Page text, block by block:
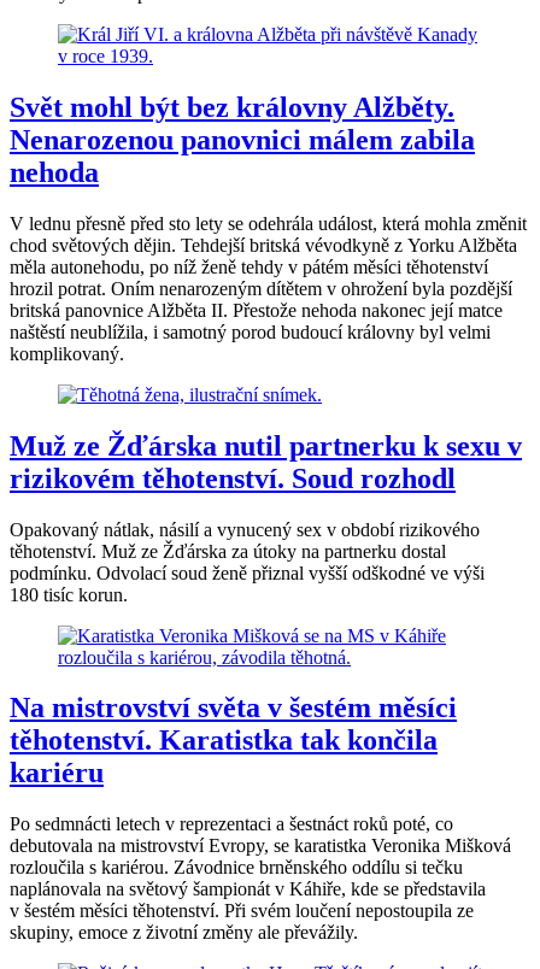
Svět mohl být bez královny Alžběty.
Nenarozenou panovnici málem zabila
nehoda
V lednu přesně před sto lety se odehrála událost, která mohla změnit
chod světových dějin. Tehdejší britská vévodkyně z Yorku Alžběta
měla autonehodu, po níž ženě tehdy v pátém měsíci těhotenství
hrozil potrat. Oním nenarozeným dítětem v ohrožení byla pozdější
britská panovnice Alžběta II. Přestože nehoda nakonec její matce
naštěstí neublížila, i samotný porod budoucí královny byl velmi
komplikovaný.
Muž ze Žďárska nutil partnerku k sexu v
rizikovém těhotenství. Soud rozhodl
Opakovaný nátlak, násilí a vynucený sex v období rizikového
těhotenství. Muž ze Žďárska za útoky na partnerku dostal
podmínku. Odvolací soud ženě přiznal vyšší odškodné ve výši
180 tisíc korun.
Na mistrovství světa v šestém měsíci
těhotenství. Karatistka tak končila
kariéru
Po sedmnácti letech v reprezentaci a šestnáct roků poté, co
debutovala na mistrovství Evropy, se karatistka Veronika Mišková
rozloučila s kariérou. Závodnice brněnského oddílu si tečku
naplánovala na světový šampionát v Káhiře, kde se představila
v šestém měsíci těhotenství. Při svém loučení nepostoupila ze
skupiny, emoce z životní změny ale převážily.